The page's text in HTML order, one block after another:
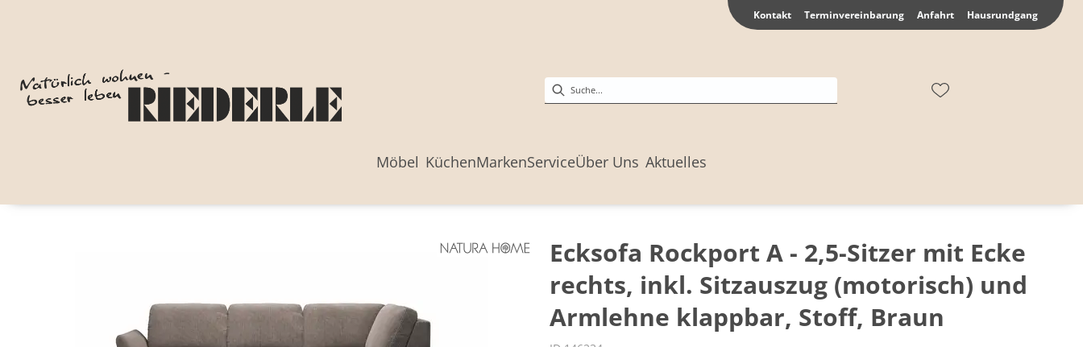
Kontakt Terminvereinbarung Anfahrt Hausrundgang
Möbel KüchenMarkenServiceÜber Uns Aktuelles
Ecksofa Rockport A - 2,5-Sitzer mit Ecke
rechts, inkl. Sitzauszug (motorisch) und
Armlehne klappbar, Stoff, Braun